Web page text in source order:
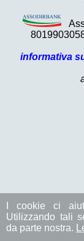
informativa
I cookie ci
Utilizzando tali
da parte nostra.